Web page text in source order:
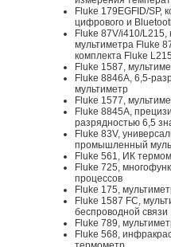
Fluke 179EGFID/SP,
цифрового и
Fluke 87V/i410/
мультиметра Fluke
комплекта Fluke
Fluke 1587,
Fluke 8846A, 6,5-
мультиметр
Fluke 1577,
Fluke 8845A,
разрядностью 6,5
Fluke 83V,
промышленный
Fluke 561, ИК
Fluke 725,
процессов
Fluke 175,
Fluke 1587 FC,
беспроводной связи
Fluke 789,
Fluke 568,